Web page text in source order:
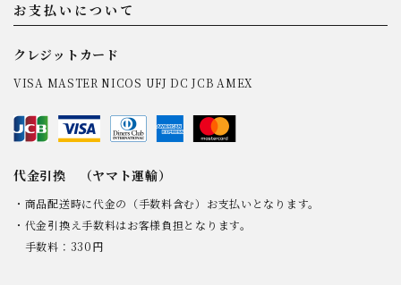
お支払いについて
クレジットカード
VISA MASTER NICOS UFJ DC JCB AMEX
代金引換 （ヤマト運輸）
・商品配送時に代金の（手数料含む）お支払いとなります。
・代金引換え手数料はお客様負担となります。
手数料：330円